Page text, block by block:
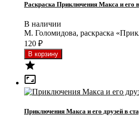
Раскраска Приключения Макса и его
В наличии
М. Голомидова, раскраска
120 ₽


Приключения Макса и его друзей в